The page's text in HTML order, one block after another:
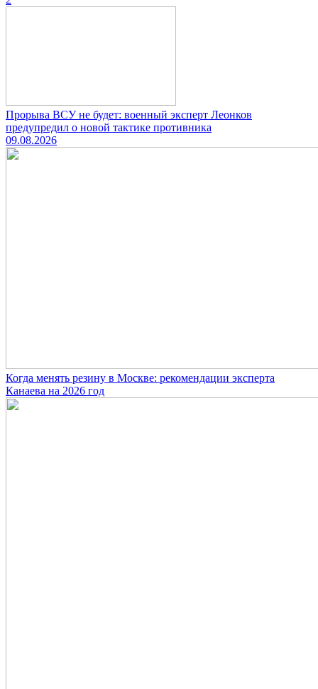
Прорыва ВСУ не будет: военный эксперт Леонков
предупредил о новой тактике противника
09.08.2026
Когда менять резину в Москве: рекомендации эксперта
Канаева на 2026 год